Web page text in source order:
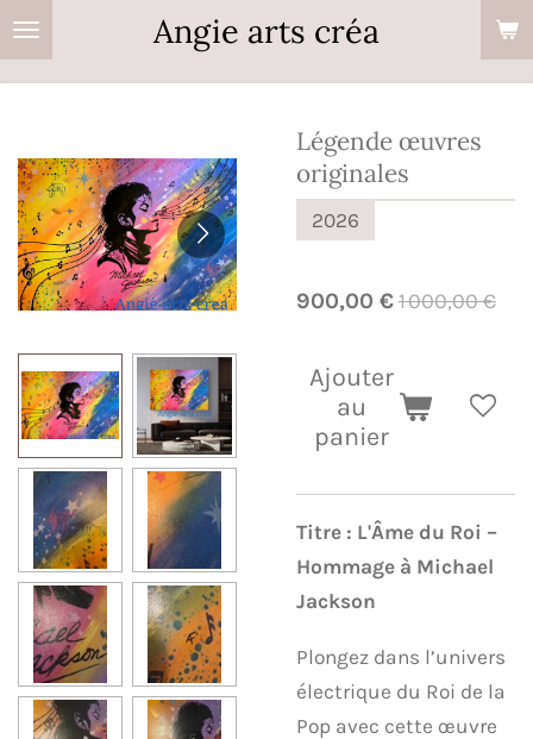
Passer
au
Angie arts créa
Légende œuvres
originales
2026
900,00 €1 000,00 €
Ajouter
au
panier
Titre : L'Âme du Roi –
Hommage à Michael
Jackson
​Plongez dans l’univers
électrique du Roi de la
Pop avec cette œuvre